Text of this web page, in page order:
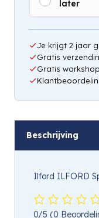
later
Je krijgt 2 jaar
Gratis
Gratis
Beschrijving
Ilford ILFORD
0/5 (0